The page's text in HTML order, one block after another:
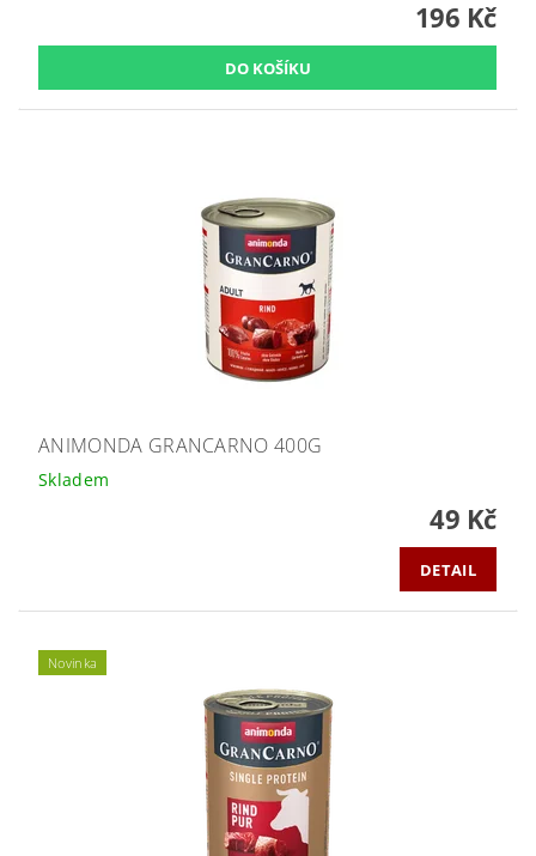
196 Kč
ANIMONDA GRANCARNO 400G
Skladem
49 Kč
DETAIL
Novinka